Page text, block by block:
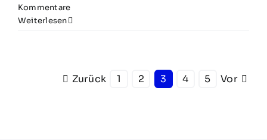
Kommentare
Weiterlesen
Zurück 1 2 3 4 5 Vor